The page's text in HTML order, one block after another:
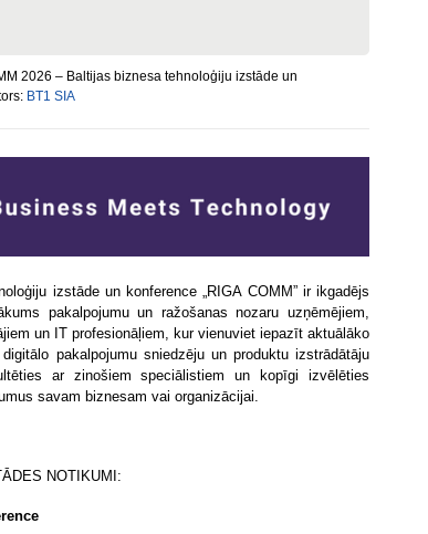
2026 – Baltijas biznesa tehnoloģiju izstāde un
BT1 SIA
izstāde un konference „RIGA COMM” ir ikgadējs
pakalpojumu un ražošanas nozaru uzņēmējiem,
un IT profesionāļiem, kur vienuviet iepazīt aktuālāko
pakalpojumu sniedzēju un produktu izstrādātāju
ar zinošiem speciālistiem un kopīgi izvēlēties
savam biznesam vai organizācijai.
NOTIKUMI: